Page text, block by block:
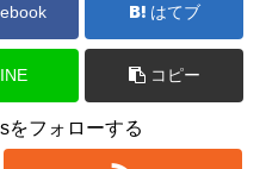
はてブ
コピー
をフォローする